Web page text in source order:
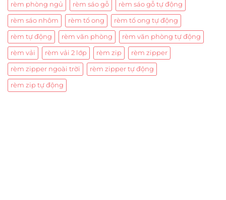
rèm phòng ngủ rèm sáo gỗ rèm sáo gỗ tự động
rèm sáo nhôm rèm tổ ong rèm tổ ong tự động
rèm tự động rèm văn phòng rèm văn phòng tự động
rèm vải rèm vải 2 lớp rèm zip rèm zipper
rèm zipper ngoài trời rèm zipper tự động
rèm zip tự động